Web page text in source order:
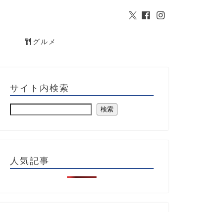
グルメ
サイト内検索
検索
人気記事